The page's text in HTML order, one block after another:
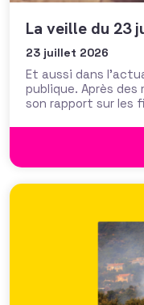
La veille du 23
23 juillet 2026
Et aussi dans
publique. Après des
son rapport sur les
influence
général. Fonds de